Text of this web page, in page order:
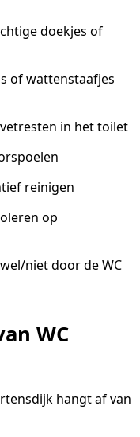
doekjes of
of wattenstaafjes
in het toilet
reinigen
op
niet door de WC
WC
hangt af van